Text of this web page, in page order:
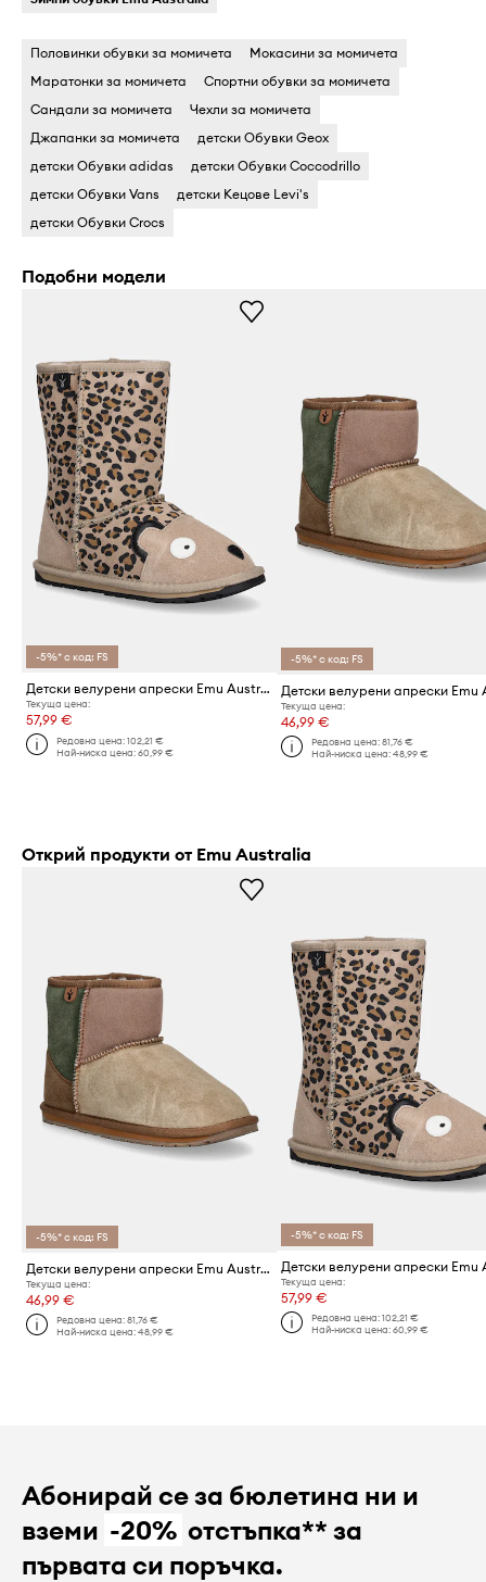
Половинки обувки за момичета
Мокасини за момичета
Маратонки за момичета
Спортни обувки за момичета
Сандали за момичета
Чехли за момичета
Джапанки за момичета
детски Обувки Geox
детски Обувки adidas
детски Обувки Coccodrillo
детски Обувки Vans
детски Кецове Levi's
детски Обувки Crocs
Подобни модели
-5%* с код: FS
Детски велурени апрески Emu Australia Cheetah
Текуща цена:
57,99 €
Редовна цена:102,21 €
Най-ниска цена:60,99 €
-5%* с код: FS
Текуща цена:
46,99 €
Редовна цена: 81,76 €
Най-ниска цена: 48,99 €
Открий продукти от Emu Australia
-5%* с код: FS
Детски велурени апрески Emu Australia Wallaby Mini Patchwork
Текуща цена:
46,99 €
Редовна цена:81,76 €
Най-ниска цена:48,99 €
-5%* с код: FS
Текуща цена:
57,99 €
Редовна цена: 102,21 €
Най-ниска цена: 60,99 €
Абонирай се за бюлетина ни и
вземи -20% отстъпка** за
първата си поръчка.